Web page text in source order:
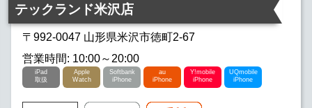
テックランド米沢店
〒992-0047 山形県米沢市徳町2-67
営業時間: 10:00～20:00
iPad
取扱
Apple
Watch
Softbank
iPhone
au
iPhone
Y!mobile
iPhone
UQmobile
iPhone